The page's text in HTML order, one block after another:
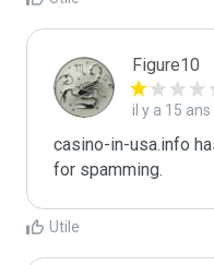
Figure10
il y a 15 ans
casino-in-usa.info
for spamming.
Utile